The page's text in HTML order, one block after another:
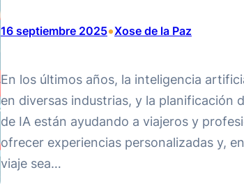
16 septiembre 2025•Xose de la Paz
En los últimos años, la inteligencia
en diversas industrias, y la planificación
de IA están ayudando a viajeros y
ofrecer experiencias personalizadas y,
viaje sea…